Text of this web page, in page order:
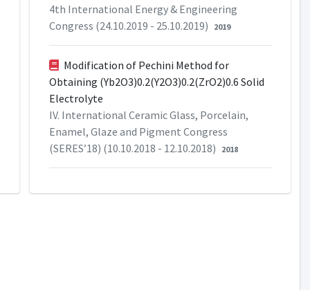
4th International Energy & Engineering
Congress (24.10.2019 - 25.10.2019)
2019
Modification of Pechini Method for
Obtaining (Yb2O3)0.2(Y2O3)0.2(ZrO2)0.6 Solid
Electrolyte
IV. International Ceramic Glass, Porcelain,
Enamel, Glaze and Pigment Congress
(SERES’18) (10.10.2018 - 12.10.2018)
2018